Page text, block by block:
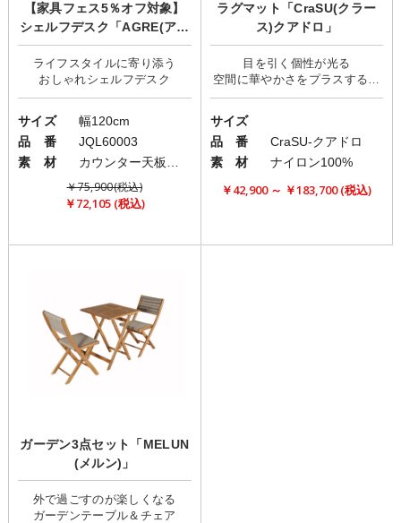
【家具フェス5％オフ対象】
シェルフデスク「AGRE(アグ
レ)」
ライフスタイルに寄り添う
サイズ
幅120cm
品 番
JQL60003
素 材
カウンター天板：強化紙/本体：オレフィン化粧繊維板
￥75,900(税込)
￥72,105 (税込)
ラグマット「CraSU(クラー
ス)クアドロ」
目を引く個性が光る
空間に華やかさをプラスするラ
グ
サイズ
品 番
CraSU-クアドロ
素 材
ナイロン100%
￥42,900 ～ ￥183,700 (税込)
ガーデン3点セット「MELUN
(メルン)」
外で過ごすのが楽しくなる